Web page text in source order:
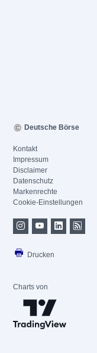
Deutsche Börse
Kontakt
Impressum
Disclaimer
Datenschutz
Markenrechte
Cookie-Einstellungen
Drucken
Charts von